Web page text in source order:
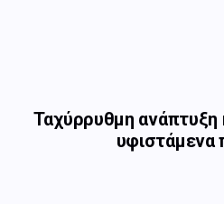
Ταχύρρυθμη
υφιστάμενα